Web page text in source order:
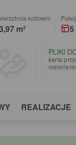
kotłowni
m² 5
PLIKI
karta
REALIZACJE